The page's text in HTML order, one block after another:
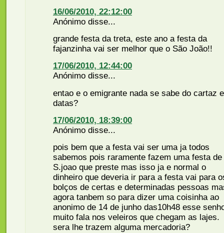
16/06/2010, 22:12:00
Anónimo disse...
grande festa da treta, este ano a festa da
fajanzinha vai ser melhor que o São João!!
17/06/2010, 12:44:00
Anónimo disse...
entao e o emigrante nada se sabe do cartaz e
datas?
17/06/2010, 18:39:00
Anónimo disse...
pois bem que a festa vai ser uma ja todos
sabemos pois raramente fazem uma festa de
S.joao que preste mas isso ja e normal o
dinheiro que deveria ir para a festa vai para
bolços de certas e determinadas pessoas
agora tanbem so para dizer uma coisinha ao
anonimo de 14 de junho das10h48 esse
muito fala nos veleiros que chegam as lajes.
sera lhe trazem alguma mercadoria?